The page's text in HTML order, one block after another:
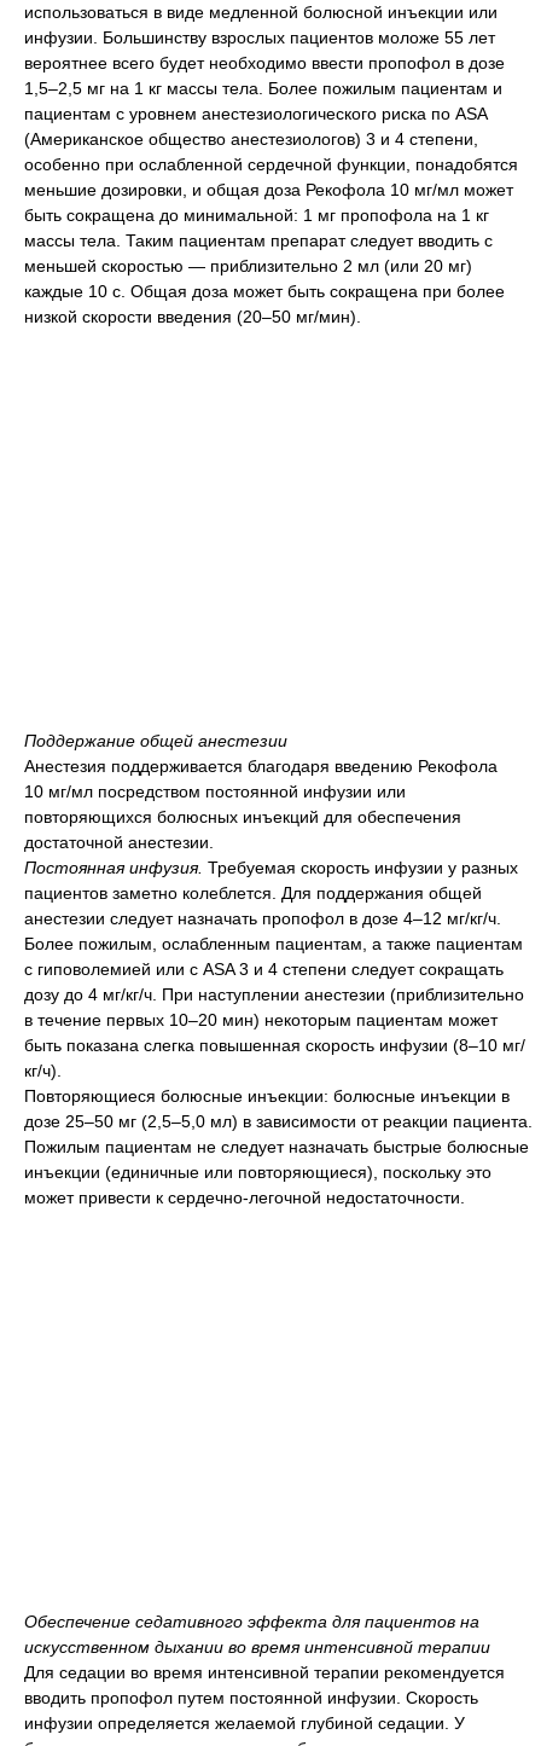
использоваться в виде медленной болюсной инъекции или
инфузии. Большинству взрослых пациентов моложе 55 лет
вероятнее всего будет необходимо ввести пропофол в дозе
1,5–2,5 мг на 1 кг массы тела. Более пожилым пациентам и
пациентам с уровнем анестезиологического риска по ASA
(Американское общество анестезиологов) 3 и 4 степени,
особенно при ослабленной сердечной функции, понадобятся
меньшие дозировки, и общая доза Рекофола 10 мг/мл может
быть сокращена до минимальной: 1 мг пропофола на 1 кг
массы тела. Таким пациентам препарат следует вводить с
меньшей скоростью — приблизительно 2 мл (или 20 мг)
каждые 10 с. Общая доза может быть сокращена при более
низкой скорости введения (20–50 мг/мин).
Поддержание общей анестезии
Анестезия поддерживается благодаря введению Рекофола
10 мг/мл посредством постоянной инфузии или
повторяющихся болюсных инъекций для обеспечения
достаточной анестезии.
Постоянная инфузия. Требуемая скорость инфузии у разных
пациентов заметно колеблется. Для поддержания общей
анестезии следует назначать пропофол в дозе 4–12 мг/кг/ч.
Более пожилым, ослабленным пациентам, а также пациентам
с гиповолемией или с ASA 3 и 4 степени следует сокращать
дозу до 4 мг/кг/ч. При наступлении анестезии (приблизительно
в течение первых 10–20 мин) некоторым пациентам может
быть показана слегка повышенная скорость инфузии (8–10 мг/
кг/ч).
Повторяющиеся болюсные инъекции: болюсные инъекции в
дозе 25–50 мг (2,5–5,0 мл) в зависимости от реакции пациента.
Пожилым пациентам не следует назначать быстрые болюсные
инъекции (единичные или повторяющиеся), поскольку это
может привести к сердечно-легочной недостаточности.
Обеспечение седативного эффекта для пациентов на
искусственном дыхании во время интенсивной терапии
Для седации во время интенсивной терапии рекомендуется
вводить пропофол путем постоянной инфузии. Скорость
инфузии определяется желаемой глубиной седации. У